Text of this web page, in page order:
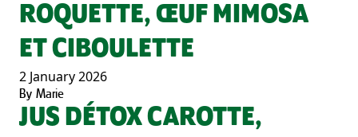
ROQUETTE, ŒUF MIMOSA
ET CIBOULETTE
2 January 2026
By Marie
JUS DÉTOX CAROTTE,